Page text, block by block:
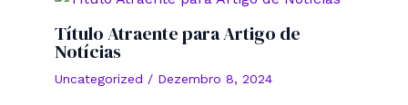
Título Atraente para Artigo de
Notícias
Uncategorized / Dezembro 8, 2024